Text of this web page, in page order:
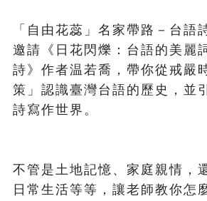
「自由花蕊」名家帶路－台語
邀請《日花閃爍：台語的美麗
詩》作者温若喬，帶你從戒嚴
策」認識臺灣台語的歷史，並
詩寫作世界。
不管是土地記憶、家庭親情，
日常生活等等，讓老師教你怎